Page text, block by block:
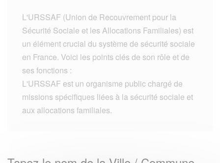
L'URSSAF (Union de Recouvrement pour la
Sécurité Sociale et les Allocations Familiales) est
un élément crucial du système de sécurité sociale
en France. Voici les points clés de son rôle et de
ses fonctions :
L'URSSAF est un organisme public chargé de
missions spécifiques liées à la sécurité sociale et
aux allocations familiales.